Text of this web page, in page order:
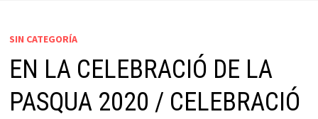
SIN CATEGORÍA
EN LA CELEBRACIÓ DE LA
PASQUA 2020 / CELEBRACIÓ